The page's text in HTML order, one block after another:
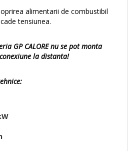
alimentarii de combustibil
tensiunea.
GP CALORE nu se pot monta
la distanta!